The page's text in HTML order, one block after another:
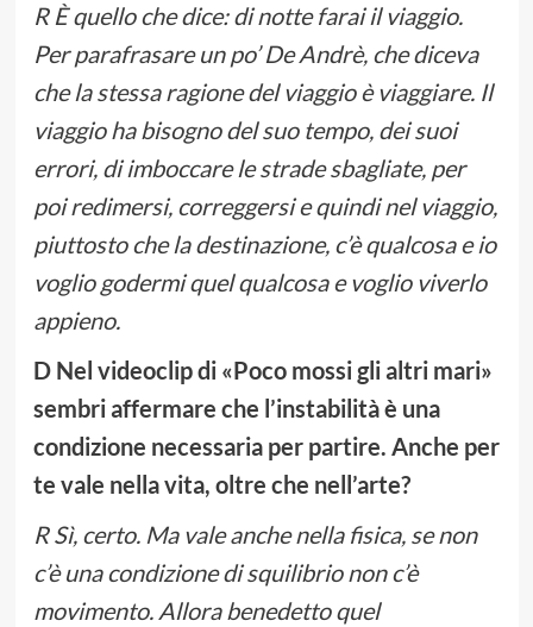
R È quello che dice: di notte farai il viaggio.
Per parafrasare un po’ De Andrè, che diceva
che la stessa ragione del viaggio è viaggiare. Il
viaggio ha bisogno del suo tempo, dei suoi
errori, di imboccare le strade sbagliate, per
poi redimersi, correggersi e quindi nel viaggio,
piuttosto che la destinazione, c’è qualcosa e io
voglio godermi quel qualcosa e voglio viverlo
appieno.
D Nel videoclip di «Poco mossi gli altri mari»
sembri affermare che l’instabilità è una
condizione necessaria per partire. Anche per
te vale nella vita, oltre che nell’arte?
R Sì, certo. Ma vale anche nella fisica, se non
c’è una condizione di squilibrio non c’è
movimento. Allora benedetto quel